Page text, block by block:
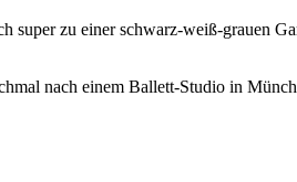
super zu einer schwarz-weiß-grauen
nach einem Ballett-Studio in